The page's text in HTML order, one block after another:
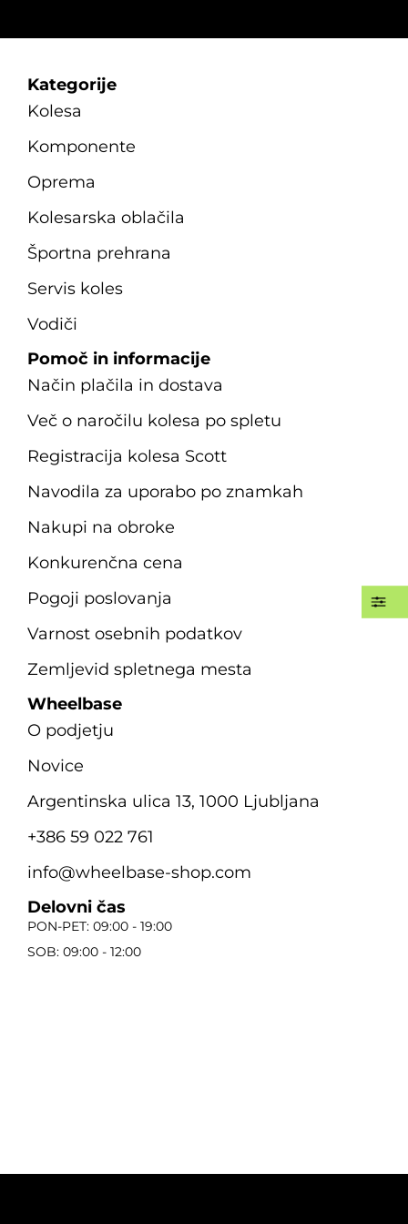
Kategorije
Kolesa
Komponente
Oprema
Kolesarska oblačila
Športna prehrana
Servis koles
Vodiči
Pomoč in informacije
Način plačila in dostava
Več o naročilu kolesa po spletu
Registracija kolesa Scott
Navodila za uporabo po znamkah
Nakupi na obroke
Konkurenčna cena
Pogoji poslovanja
Varnost osebnih podatkov
Zemljevid spletnega mesta
Wheelbase
O podjetju
Novice
Argentinska ulica 13, 1000 Ljubljana
+386 59 022 761
info@wheelbase-shop.com
Delovni čas
PON-PET: 09:00 - 19:00
SOB: 09:00 - 12:00